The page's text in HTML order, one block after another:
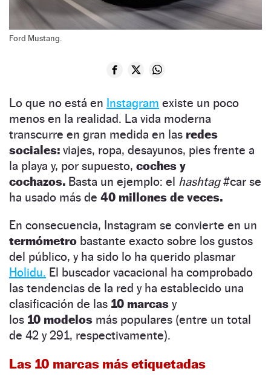
Ford Mustang.
Lo que no está en Instagram existe un poco
menos en la realidad. La vida moderna
transcurre en gran medida en las redes
sociales: viajes, ropa, desayunos, pies frente a
la playa y, por supuesto, coches y
cochazos. Basta un ejemplo: el hashtag#car se
ha usado más de 40 millones de veces.
En consecuencia, Instagram se convierte en un
termómetro bastante exacto sobre los gustos
del público, y ha sido lo ha querido plasmar
Holidu. El buscador vacacional ha comprobado
las tendencias de la red y ha establecido una
clasificación de las 10 marcas y
los 10 modelos más populares (entre un total
de 42 y 291, respectivamente).
Las 10 marcas más etiquetadas